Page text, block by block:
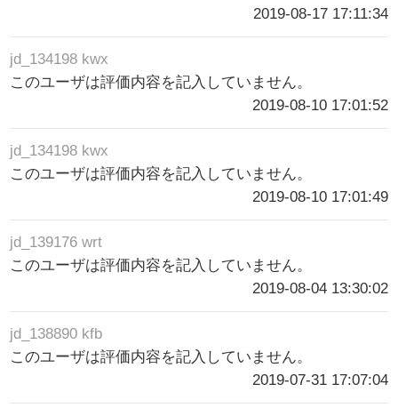
2019-08-17 17:11:34
jd_134198 kwx
このユーザは評価内容を記入していません。
2019-08-10 17:01:52
jd_134198 kwx
このユーザは評価内容を記入していません。
2019-08-10 17:01:49
jd_139176 wrt
このユーザは評価内容を記入していません。
2019-08-04 13:30:02
jd_138890 kfb
このユーザは評価内容を記入していません。
2019-07-31 17:07:04